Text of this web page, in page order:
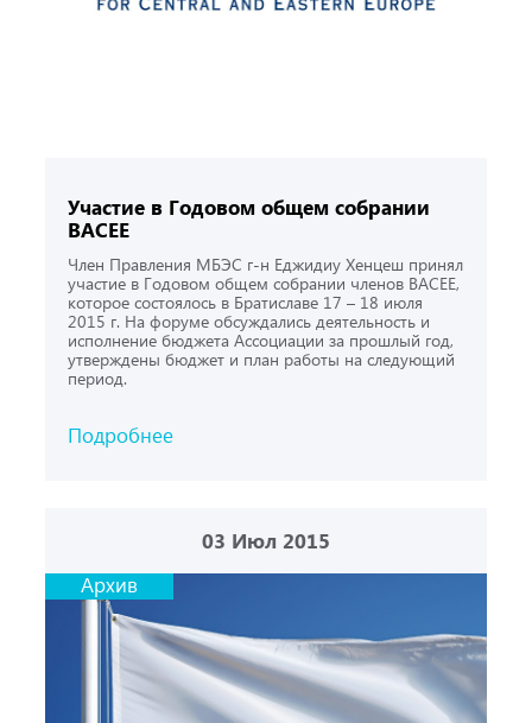
Участие в Годовом общем собрании
ВАСЕЕ
Член Правления МБЭС г-н Еджидиу Хенцеш принял
участие в Годовом общем собрании членов ВАСЕЕ,
которое состоялось в Братиславе 17 – 18 июля
2015 г. На форуме обсуждались деятельность и
исполнение бюджета Ассоциации за прошлый год,
утверждены бюджет и план работы на следующий
период.
Подробнее
03 Июл 2015
Архив